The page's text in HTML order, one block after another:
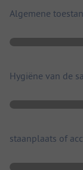
Algemene
Hygiëne van de
staanplaats of